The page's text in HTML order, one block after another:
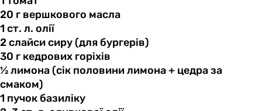
20 г вершкового масла
1 ст. л. олії
2 слайсисиру(для бургерів)
30 г кедрових горіхів
½ лимона(сік половини лимона + цедра за
смаком)
1 пучок базиліку